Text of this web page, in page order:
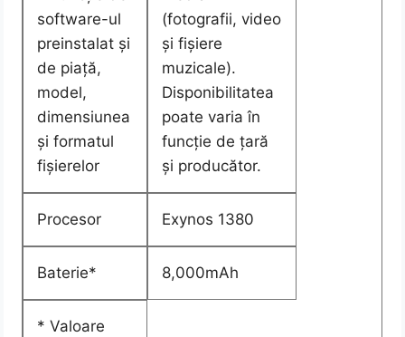
software-ul
preinstalat și
de piață,
model,
dimensiunea
și formatul
fișierelor
(fotografii, video
și fișiere
muzicale).
Disponibilitatea
poate varia în
funcție de țară
și producător.
Procesor Exynos 1380
Baterie* 8,000mAh
* Valoare